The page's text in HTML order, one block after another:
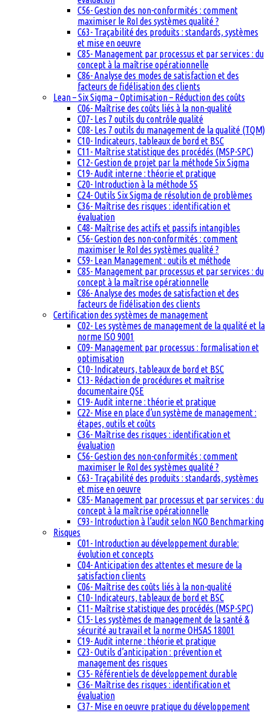
C56- Gestion des non-conformités : comment
maximiser le RoI des systèmes qualité ?
C63- Traçabilité des produits : standards, systèmes
et mise en oeuvre
C85- Management par processus et par services : du
concept à la maîtrise opérationnelle
C86- Analyse des modes de satisfaction et des
facteurs de fidélisation des clients
Lean – Six Sigma – Optimisation – Réduction des coûts
C06- Maîtrise des coûts liés à la non-qualité
C07- Les 7 outils du contrôle qualité
C08- Les 7 outils du management de la qualité (TQM)
C10- Indicateurs, tableaux de bord et BSC
C11- Maîtrise statistique des procédés (MSP-SPC)
C12- Gestion de projet par la méthode Six Sigma
C19- Audit interne : théorie et pratique
C20- Introduction à la méthode 5S
C24- Outils Six Sigma de résolution de problèmes
C36- Maîtrise des risques : identification et
évaluation
C48- Maîtrise des actifs et passifs intangibles
C56- Gestion des non-conformités : comment
maximiser le RoI des systèmes qualité ?
C59- Lean Management : outils et méthode
C85- Management par processus et par services : du
concept à la maîtrise opérationnelle
C86- Analyse des modes de satisfaction et des
facteurs de fidélisation des clients
Certification des systèmes de management
C02- Les systèmes de management de la qualité et la
norme ISO 9001
C09- Management par processus : formalisation et
optimisation
C10- Indicateurs, tableaux de bord et BSC
C13- Rédaction de procédures et maîtrise
documentaire QSE
C19- Audit interne : théorie et pratique
C22- Mise en place d’un système de management :
étapes, outils et coûts
C36- Maîtrise des risques : identification et
évaluation
C56- Gestion des non-conformités : comment
maximiser le RoI des systèmes qualité ?
C63- Traçabilité des produits : standards, systèmes
et mise en oeuvre
C85- Management par processus et par services : du
concept à la maîtrise opérationnelle
C93- Introduction à l’audit selon NGO Benchmarking
Risques
C01- Introduction au développement durable:
évolution et concepts
C04- Anticipation des attentes et mesure de la
satisfaction clients
C06- Maîtrise des coûts liés à la non-qualité
C10- Indicateurs, tableaux de bord et BSC
C11- Maîtrise statistique des procédés (MSP-SPC)
C15- Les systèmes de management de la santé &
sécurité au travail et la norme OHSAS 18001
C19- Audit interne : théorie et pratique
C23- Outils d’anticipation : prévention et
management des risques
C35- Référentiels de développement durable
C36- Maîtrise des risques : identification et
évaluation
C37- Mise en oeuvre pratique du développement